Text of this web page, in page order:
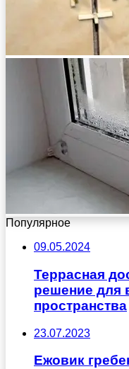
Популярное
09.05.2024
Террасная
решение для
пространства
23.07.2023
Ежовик